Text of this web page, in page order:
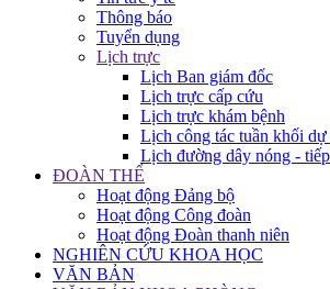
Thông báo
Tuyển dụng
Lịch trực
Lịch Ban giám đốc
Lịch trực cấp cứu
Lịch trực khám bệnh
Lịch công tác tuần khối dự
Lịch đường dây nóng -
ĐOÀN THỂ
Hoạt động Đảng bộ
Hoạt động Công đoàn
Hoạt động Đoàn thanh niên
NGHIÊN CỨU KHOA HỌC
VĂN BẢN